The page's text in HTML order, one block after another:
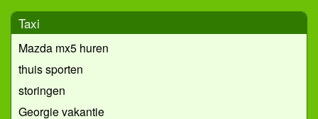
Taxi
Mazda mx5 huren
thuis sporten
storingen
Georgie vakantie